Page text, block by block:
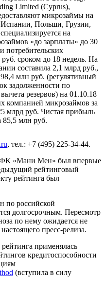
Limited (Cyprus),
микрозаймы на
Испании, Польши, Грузии,
на
«до зарплаты» до 30
потребительских
сроком до 18 недель. На
составила 2,1 млрд руб.,
млн руб. (регулятивный
задолженности по
резервов) на 01.10.18
компанией микрозаймов за
млрд руб. Чистая прибыль
85,5 млн руб.
, тел.: +7 (495) 225-34-44.
«Мани Мен» был впервые
рейтинговый
рейтинга был
по российской
долгосрочным. Пересмотр
по нему ожидается не
пресс-релиза.
применялась
кредитоспособности
(вступила в силу